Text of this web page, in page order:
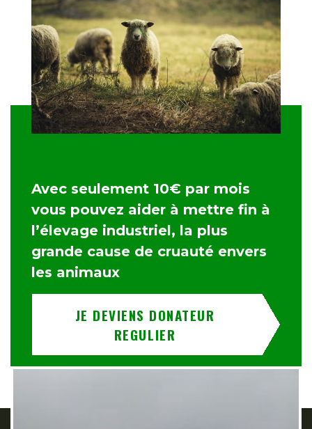
Avec seulement 10€ par mois
vous pouvez aider à mettre fin à
l’élevage industriel, la plus
grande cause de cruauté envers
les animaux
JE DEVIENS DONATEUR
REGULIER